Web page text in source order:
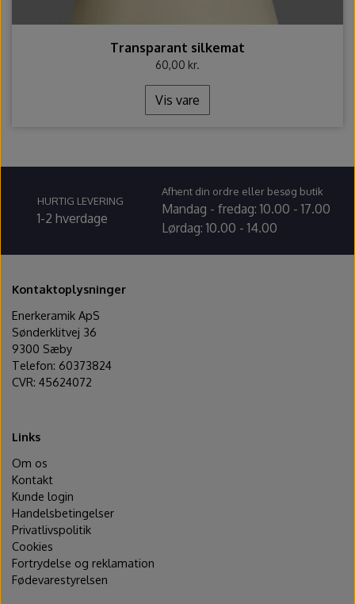
Transparant silkemat
60,00 kr.
Vis vare
HURTIG LEVERING
1-2 hverdage
Afhent din ordre eller besøg butik
Mandag - fredag: 10.00 - 17.00
Lørdag: 10.00 - 14.00
Kontaktoplysninger
Enerkeramik ApS
Sønderklitvej 36
9300 Sæby
Telefon: 60373824
CVR: 45624072
Links
Om os
Kontakt
Kunde login
Handelsbetingelser
Privatlivspolitik
Cookies
Fortrydelse og reklamation
Fødevarestyrelsen